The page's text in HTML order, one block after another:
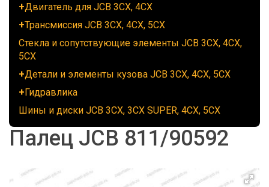
Двигатель для JCB 3CX, 4CX
Трансмиссия JCB 3CX, 4CX, 5CX
Стекла и сопутствующие элементы JCB 3CX, 4CX,
5CX
Детали и элементы кузова JCB 3CX, 4CX, 5CX
Гидравлика
Шины и диски JCB 3CX, 3CX SUPER, 4CX, 5CX
Палец JCB 811/90592